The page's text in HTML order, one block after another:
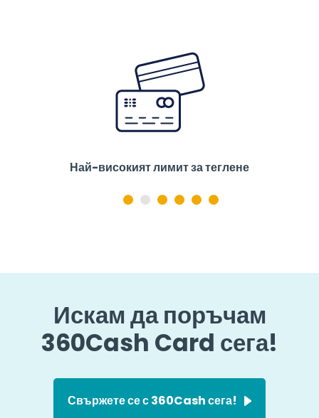
Лесно използване
Искам да поръчам
360Cash Card сега!
Свържете се с 360Cash сега!